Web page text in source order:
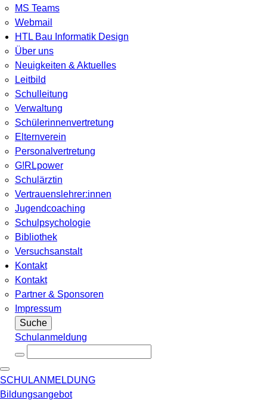
MS Teams
Webmail
HTL Bau Informatik Design
Über uns
Neuigkeiten & Aktuelles
Leitbild
Schulleitung
Verwaltung
Schülerinnenvertretung
Elternverein
Personalvertretung
G!RLpower
Schulärztin
Vertrauenslehrer:innen
Jugendcoaching
Schulpsychologie
Bibliothek
Versuchsanstalt
Kontakt
Kontakt
Partner & Sponsoren
Impressum
Suche
Schulanmeldung
SCHULANMELDUNG
Bildungsangebot